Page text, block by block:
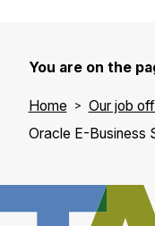
You are on the
Home Our job
Oracle E-Business